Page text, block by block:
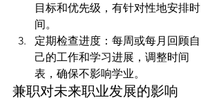
目标和优先级，有针对性地安排时
间。
定期检查进度：每周或每月回顾自
己的工作和学习进展，调整时间
表，确保不影响学业。
兼职对未来职业发展的影响